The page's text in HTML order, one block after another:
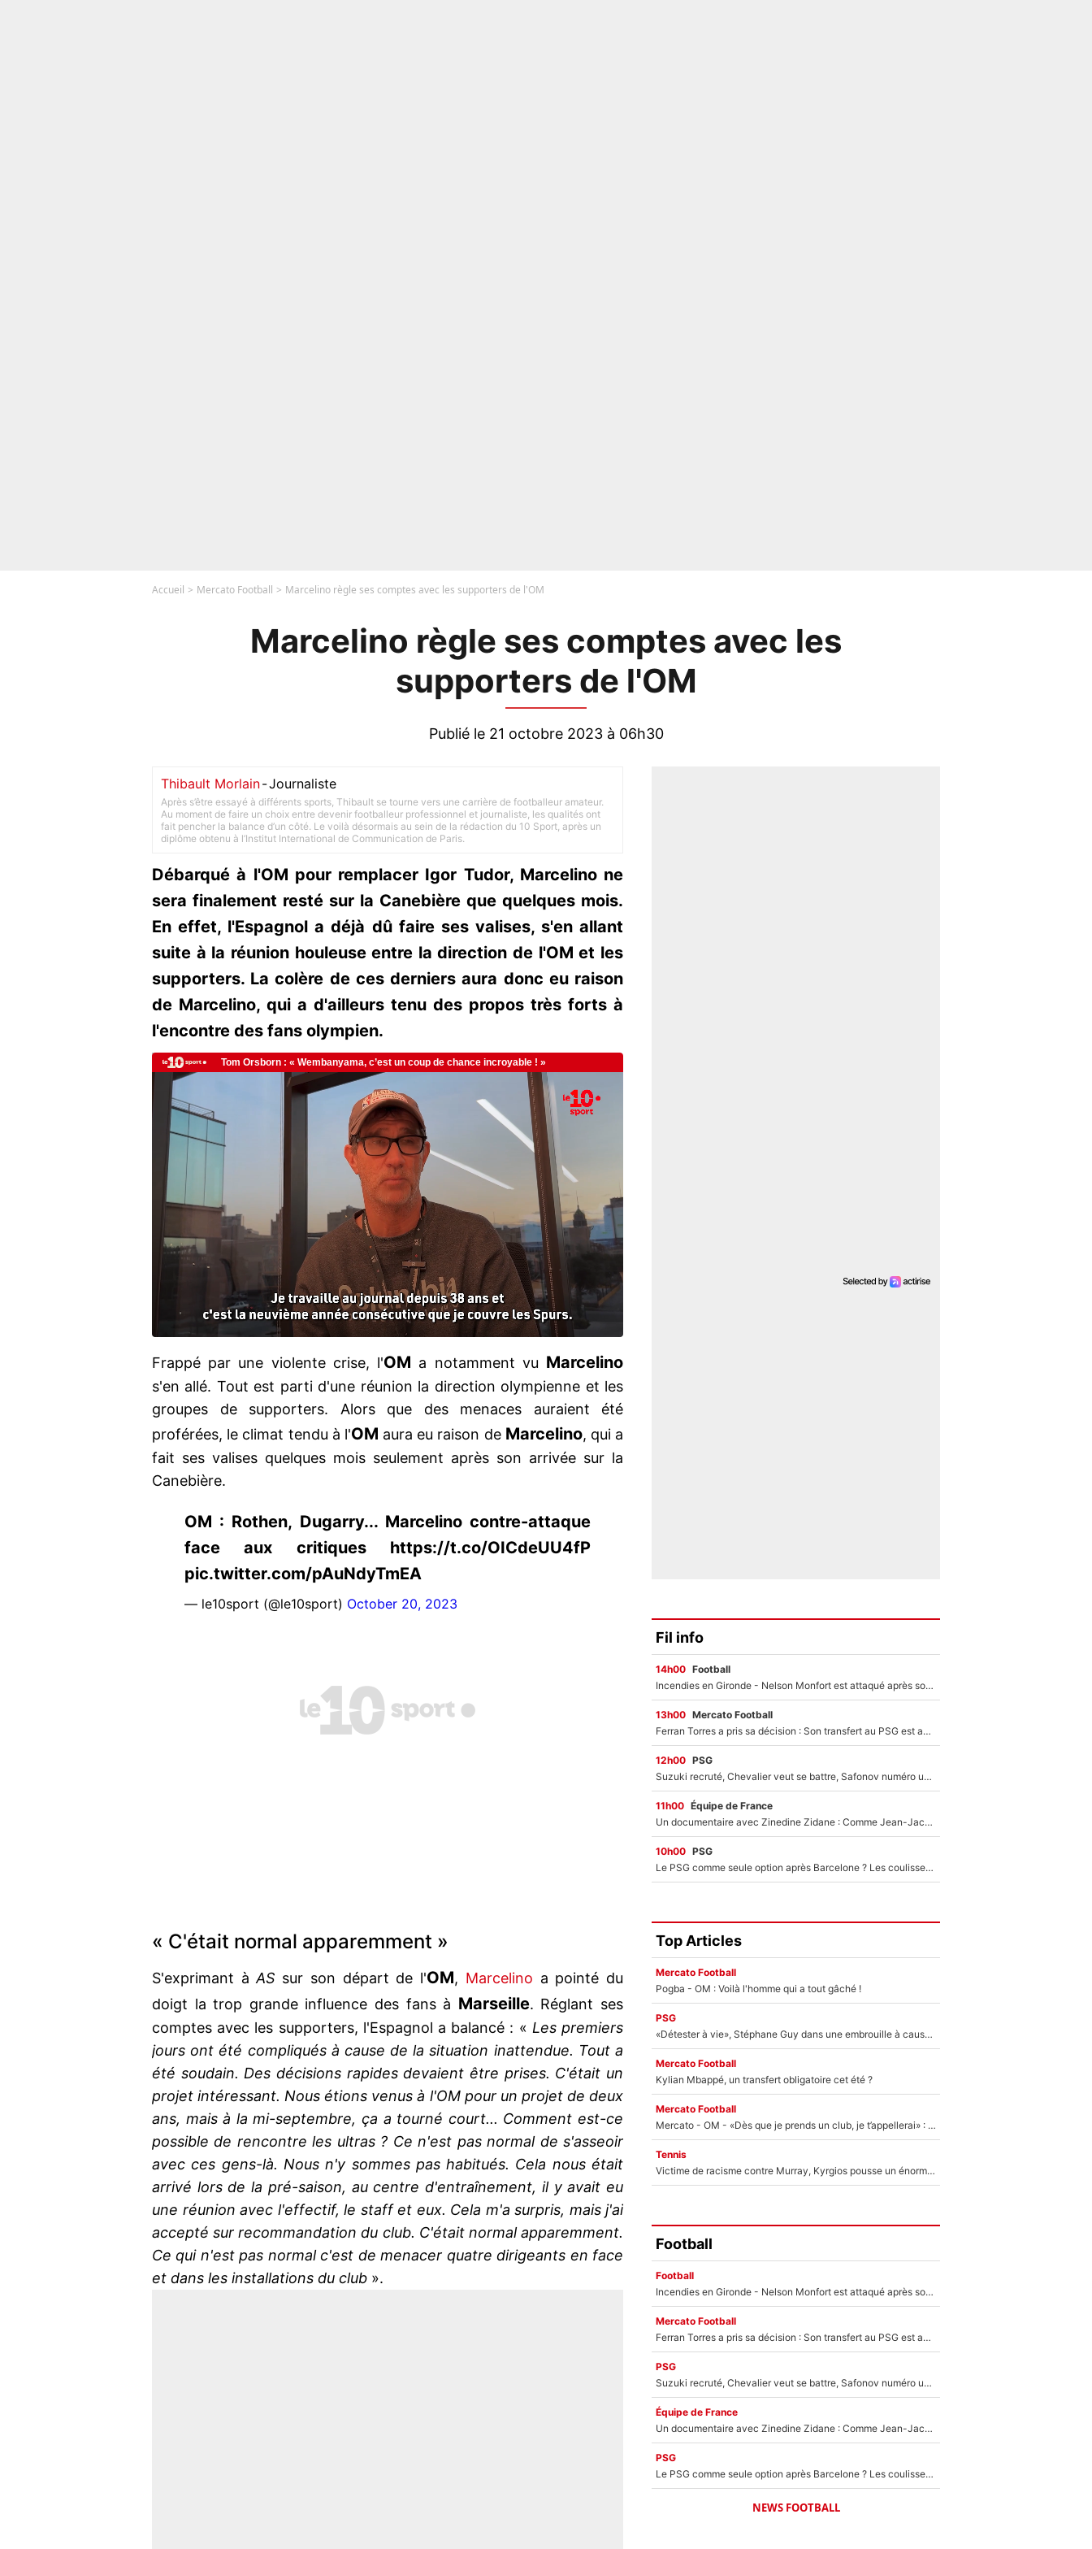
Accueil Mercato Football Marcelino règle ses comptes avec les supporters de l'OM
Marcelino règle ses comptes avec les
supporters de l'OM
Publié le 21 octobre 2023 à 06h30
Thibault Morlain-Journaliste
Après s’être essayé à différents sports, Thibault se tourne vers une carrière de footballeur amateur.
Au moment de faire un choix entre devenir footballeur professionnel et journaliste, les qualités ont
fait pencher la balance d’un côté. Le voilà désormais au sein de la rédaction du 10 Sport, après un
diplôme obtenu à l’Institut International de Communication de Paris.
Débarqué à l'OM pour remplacer Igor Tudor, Marcelino ne
sera finalement resté sur la Canebière que quelques mois.
En effet, l'Espagnol a déjà dû faire ses valises, s'en allant
suite à la réunion houleuse entre la direction de l'OM et les
supporters. La colère de ces derniers aura donc eu raison
de Marcelino, qui a d'ailleurs tenu des propos très forts à
l'encontre des fans olympien.
Frappé par une violente crise, l'OM a notamment vu Marcelino
s'en allé. Tout est parti d'une réunion la direction olympienne et les
groupes de supporters. Alors que des menaces auraient été
proférées, le climat tendu à l'OM aura eu raison de Marcelino, qui a
fait ses valises quelques mois seulement après son arrivée sur la
Canebière.
OM : Rothen, Dugarry... Marcelino contre-attaque
face aux critiques https://t.co/OICdeUU4fP
pic.twitter.com/pAuNdyTmEA
— le10sport (@le10sport) October 20, 2023
« C'était normal apparemment »
S'exprimant àAS sur son départ de l'OM, Marcelino a pointé du
doigt la trop grande influence des fans à Marseille. Réglant ses
comptes avec les supporters, l'Espagnol a balancé : « Les premiers
jours ont été compliqués à cause de la situation inattendue. Tout a
été soudain. Des décisions rapides devaient être prises. C'était un
projet intéressant. Nous étions venus à l'OM pour un projet de deux
ans, mais à la mi-septembre, ça a tourné court... Comment est-ce
possible de rencontre les ultras ? Ce n'est pas normal de s'asseoir
avec ces gens-là. Nous n'y sommes pas habitués. Cela nous était
arrivé lors de la pré-saison, au centre d'entraînement, il y avait eu
une réunion avec l'effectif, le staff et eux. Cela m'a surpris, mais j'ai
accepté sur recommandation du club. C'était normal apparemment.
Ce qui n'est pas normal c'est de menacer quatre dirigeants en face
et dans les installations du club ».
Fil info
14h00 Football
Incendies en Gironde - Nelson Monfort est attaqué après son dérapage sur CNews : «Et lui, il prend combien pour parler dans un studio climatisé?»
13h00 Mercato Football
Ferran Torres a pris sa décision : Son transfert au PSG est annoncé en Espagne !
12h00 PSG
Suzuki recruté, Chevalier veut se battre, Safonov numéro un… Le PSG se lance encore dans un gros chantier pour le poste de gardien de but
11h00 Équipe de France
Un documentaire avec Zinedine Zidane : Comme Jean-Jacques Goldman et Mylène Farmer, le nouveau sélectionneur de l'équipe de France a recalé une journaliste très connue
10h00 PSG
Le PSG comme seule option après Barcelone ? Les coulisses de la signature historique de Lionel Messi sont révélées au grand jour !
Top Articles
Mercato Football
Pogba - OM : Voilà l'homme qui a tout gâché !
PSG
«Détester à vie», Stéphane Guy dans une embrouille à cause du PSG !
Mercato Football
Kylian Mbappé, un transfert obligatoire cet été ?
Mercato Football
Mercato - OM - «Dès que je prends un club, je t’appellerai» : La promesse de Marcelino au moment de claquer la porte
Tennis
Victime de racisme contre Murray, Kyrgios pousse un énorme coup de gueule !
Football
Football
Incendies en Gironde - Nelson Monfort est attaqué après son dérapage sur CNews : «Et lui, il prend combien pour parler dans un studio climatisé?»
Mercato Football
Ferran Torres a pris sa décision : Son transfert au PSG est annoncé en Espagne !
PSG
Suzuki recruté, Chevalier veut se battre, Safonov numéro un… Le PSG se lance encore dans un gros chantier pour le poste de gardien de but
Équipe de France
Un documentaire avec Zinedine Zidane : Comme Jean-Jacques Goldman et Mylène Farmer, le nouveau sélectionneur de l'équipe de France a recalé une journaliste très connue
PSG
Le PSG comme seule option après Barcelone ? Les coulisses de la signature historique de Lionel Messi sont révélées au grand jour !
NEWS FOOTBALL